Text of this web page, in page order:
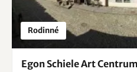
Rodinné
Egon Schiele Art